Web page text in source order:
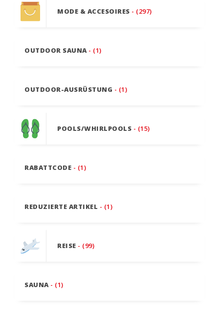
MODE & ACCESOIRES - (297)
OUTDOOR SAUNA - (1)
OUTDOOR-AUSRÜSTUNG - (1)
POOLS/WHIRLPOOLS - (15)
RABATTCODE - (1)
REDUZIERTE ARTIKEL - (1)
REISE - (99)
SAUNA - (1)